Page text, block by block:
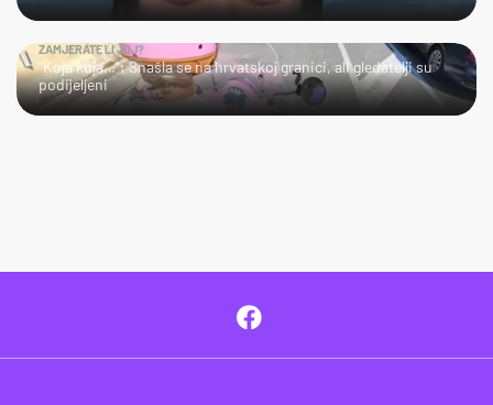
ZAMJERATE LI JOJ?
"Koja kuja…": Snašla se na hrvatskoj granici, ali gledatelji su
podijeljeni